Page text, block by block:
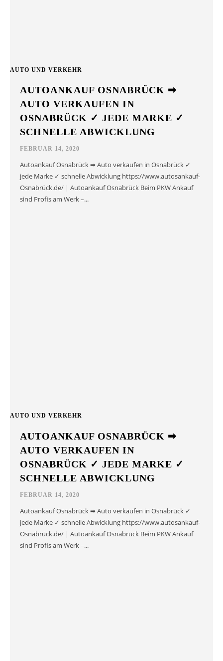
AUTO UND VERKEHR
AUTOANKAUF OSNABRÜCK ➡
AUTO VERKAUFEN IN
OSNABRÜCK ✓ JEDE MARKE ✓
SCHNELLE ABWICKLUNG
FEBRUAR 14, 2020
Autoankauf Osnabrück ➡ Auto verkaufen in Osnabrück ✓
jede Marke ✓ schnelle Abwicklung https://www.autosankauf-
Osnabrück.de/ | Autoankauf Osnabrück Beim PKW Ankauf
sind Profis am Werk –...
AUTO UND VERKEHR
AUTOANKAUF OSNABRÜCK ➡
AUTO VERKAUFEN IN
OSNABRÜCK ✓ JEDE MARKE ✓
SCHNELLE ABWICKLUNG
FEBRUAR 14, 2020
Autoankauf Osnabrück ➡ Auto verkaufen in Osnabrück ✓
jede Marke ✓ schnelle Abwicklung https://www.autosankauf-
Osnabrück.de/ | Autoankauf Osnabrück Beim PKW Ankauf
sind Profis am Werk –...